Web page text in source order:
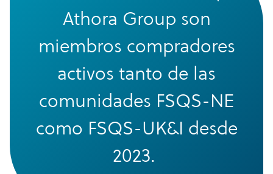
Athora Group son
miembros compradores
activos tanto de las
comunidades FSQS-NE
como FSQS-UK&I desde
2023.